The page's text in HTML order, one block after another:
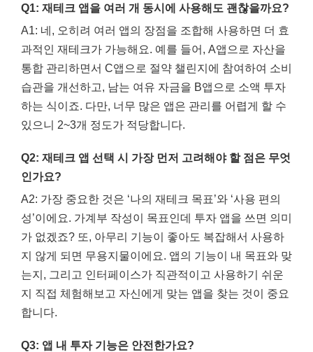
Q1: 재테크 앱을 여러 개 동시에 사용해도 괜찮을까요?
A1: 네, 오히려 여러 앱의 장점을 조합해 사용하면 더 효
과적인 재테크가 가능해요. 예를 들어, A앱으로 자산을
통합 관리하면서 C앱으로 절약 챌린지에 참여하여 소비
습관을 개선하고, 남는 여유 자금을 B앱으로 소액 투자
하는 식이죠. 다만, 너무 많은 앱은 관리를 어렵게 할 수
있으니 2~3개 정도가 적당합니다.
Q2: 재테크 앱 선택 시 가장 먼저 고려해야 할 점은 무엇
인가요?
A2: 가장 중요한 것은 ‘나의 재테크 목표’와 ‘사용 편의
성’이에요. 가계부 작성이 목표인데 투자 앱을 쓰면 의미
가 없겠죠? 또, 아무리 기능이 좋아도 복잡해서 사용하
지 않게 되면 무용지물이에요. 앱의 기능이 내 목표와 맞
는지, 그리고 인터페이스가 직관적이고 사용하기 쉬운
지 직접 체험해보고 자신에게 맞는 앱을 찾는 것이 중요
합니다.
Q3: 앱 내 투자 기능은 안전한가요?